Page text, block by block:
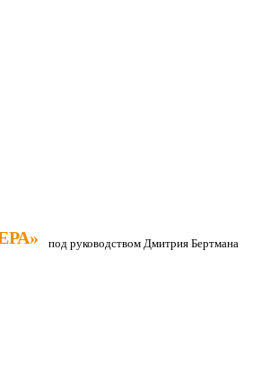
под руководством Дмитрия Бертмана